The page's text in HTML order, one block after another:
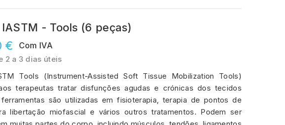
IASTM - Tools (6 peças)
€ Com IVA
2 a 3 dias úteis
Tools (Instrument-Assisted Soft Tissue Mobilization Tools)
terapeutas tratar disfunções agudas e crónicas dos tecidos
são utilizadas em fisioterapia, terapia de pontos de
libertação miofascial e vários outros tratamentos. Podem ser